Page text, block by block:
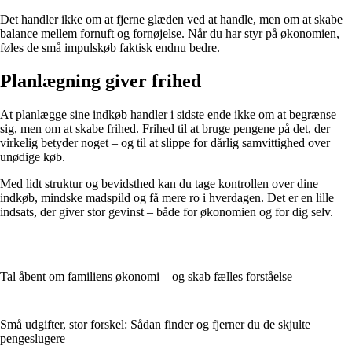
Det handler ikke om at fjerne glæden ved at handle, men om at skabe
balance mellem fornuft og fornøjelse. Når du har styr på økonomien,
føles de små impulskøb faktisk endnu bedre.
Planlægning giver frihed
At planlægge sine indkøb handler i sidste ende ikke om at begrænse
sig, men om at skabe frihed. Frihed til at bruge pengene på det, der
virkelig betyder noget – og til at slippe for dårlig samvittighed over
unødige køb.
Med lidt struktur og bevidsthed kan du tage kontrollen over dine
indkøb, mindske madspild og få mere ro i hverdagen. Det er en lille
indsats, der giver stor gevinst – både for økonomien og for dig selv.
Tal åbent om familiens økonomi – og skab fælles forståelse
Små udgifter, stor forskel: Sådan finder og fjerner du de skjulte
pengeslugere